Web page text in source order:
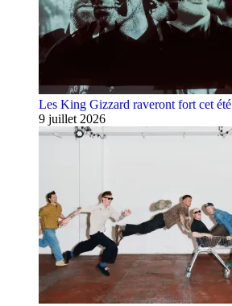
Les King Gizzard raveront fort cet été
9 juillet 2026